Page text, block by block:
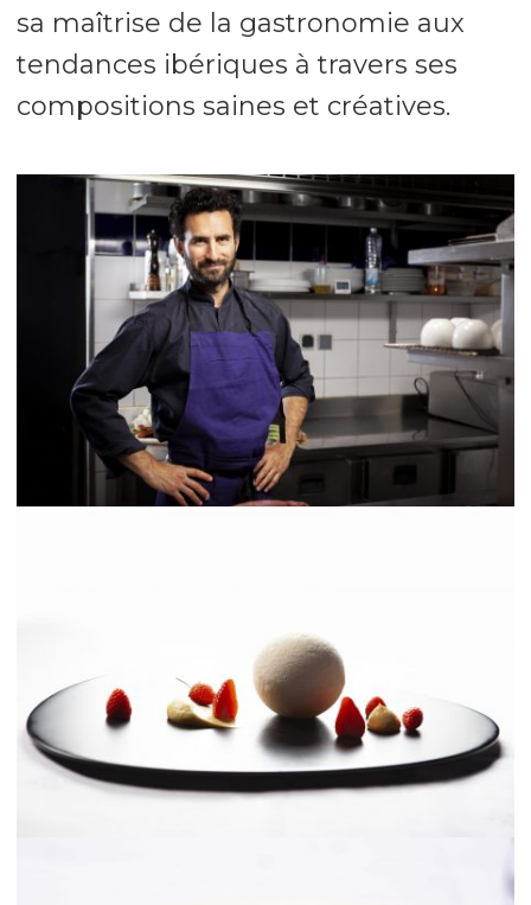
sa maîtrise de la gastronomie aux
tendances ibériques à travers ses
compositions saines et créatives.